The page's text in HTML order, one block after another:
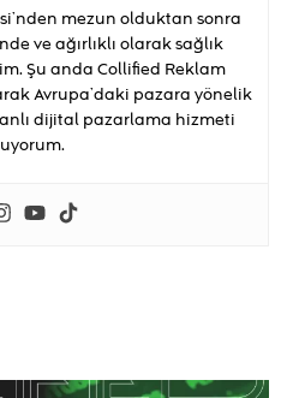
mezun olduktan sonra
ve ağırlıklı olarak sağlık
Şu anda Collified Reklam
Avrupa’daki pazara yönelik
dijital pazarlama hizmeti